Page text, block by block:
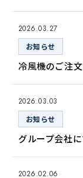
2026.03.27
お知らせ
冷風機のご注
2026.03.03
お知らせ
グループ会社
2026.02.06